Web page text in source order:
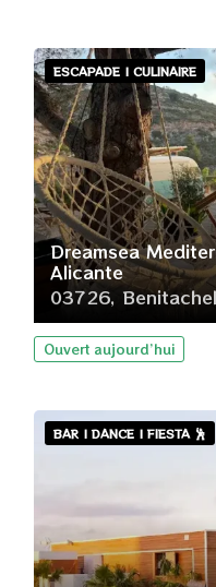
ESCAPADE | CULINAIRE
Dreamsea
Alicante
03726,
Ouvert aujourd’hui
BAR | DANCE | FIESTA 🕺